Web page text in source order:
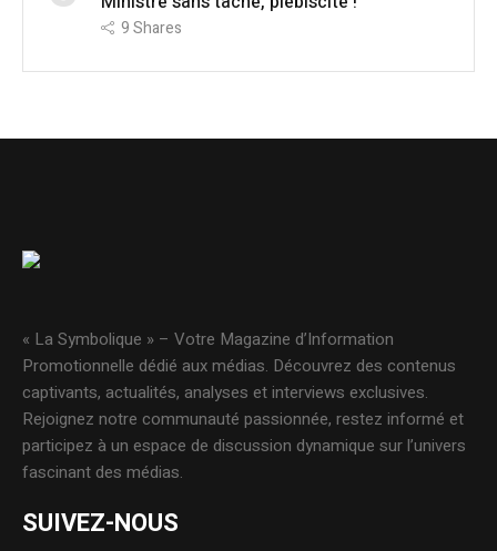
9Shares
« La Symbolique » – Votre Magazine d’Information
Promotionnelle dédié aux médias. Découvrez des contenus
captivants, actualités, analyses et interviews exclusives.
Rejoignez notre communauté passionnée, restez informé et
participez à un espace de discussion dynamique sur l’univers
fascinant des médias.
SUIVEZ-NOUS